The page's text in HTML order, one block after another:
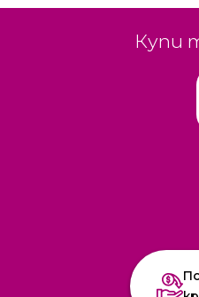
Купи